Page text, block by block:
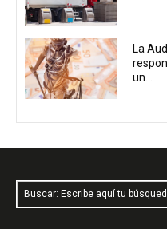
La
un...
Buscar: Escribe aquí tu